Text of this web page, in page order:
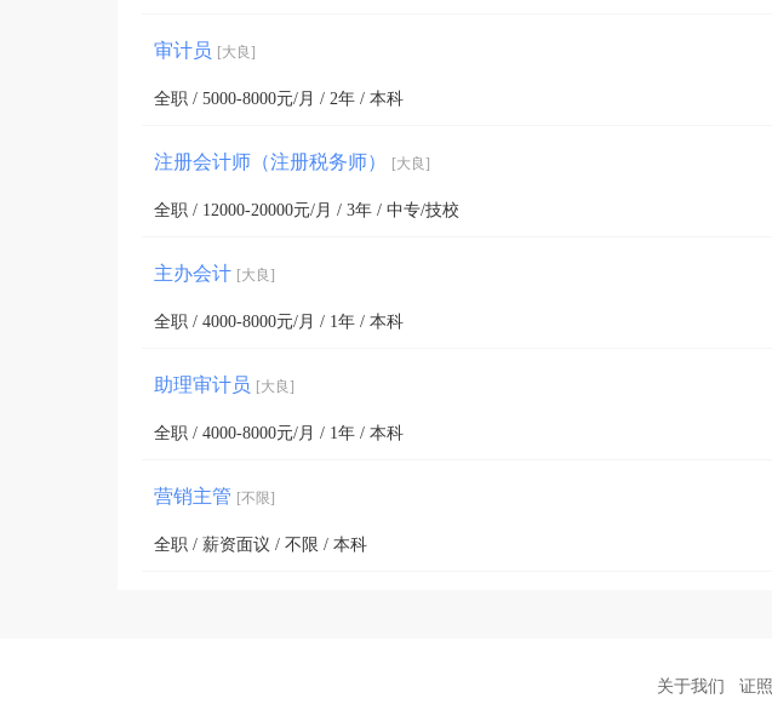
审计员 [大良]
全职 / 5000-8000元/月 / 2年 / 本科
注册会计师（注册税务师） [大良]
全职 / 12000-20000元/月 / 3年 / 中专/技校
主办会计 [大良]
全职 / 4000-8000元/月 / 1年 / 本科
助理审计员 [大良]
全职 / 4000-8000元/月 / 1年 / 本科
营销主管 [不限]
全职 / 薪资面议 / 不限 / 本科
关于我们 证